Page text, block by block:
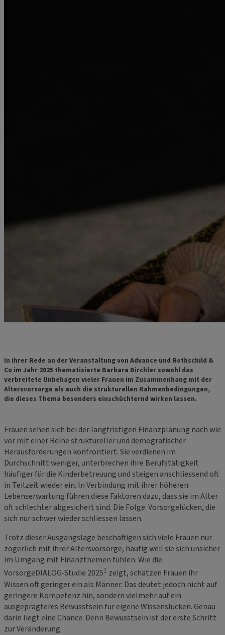
In ihrer Rede an der Veranstaltung von Advance und Rothschild &
Co im Jahr 2025 thematisierte Barbara Birchler sowohl das
verbreitete Unbehagen vieler Frauen im Zusammenhang mit der
Altersvorsorge als auch die strukturellen Rahmenbedingungen,
die dieses Thema besonders einschüchternd wirken lassen.
Frauen sehen sich bei der langfristigen Finanzplanung nach wie
vor mit einer Reihe struktureller und demografischer
Herausforderungen konfrontiert. Sie verdienen im
Durchschnitt weniger, unterbrechen ihre Berufstätigkeit
häufiger für die Kinderbetreuung und steigen anschliessend oft
in Teilzeit wieder ein. In Verbindung mit ihrer höheren
Lebenserwartung führen diese Faktoren dazu, dass sie im Alter
oft schlechter abgesichert sind. Die Folge: Vorsorgelücken, die
sich nur schwer wieder schliessen lassen.
Trotz dieser Ausgangslage beschäftigen sich viele Frauen nur
zögerlich mit ihrer Altersvorsorge, häufig weil sie sich unsicher
im Umgang mit Finanzthemen fühlen. Wie die
VorsorgeDIALOG‑Studie 20251 zeigt, schätzen Frauen ihr
Wissen oft geringer ein als Männer. Das deutet jedoch nicht auf
geringere Kompetenz hin, sondern vielmehr auf ein
ausgeprägteres Bewusstsein für eigene Wissenslücken. Genau
darin liegt eine Chance: Denn Bewusstsein ist der erste Schritt
zur Veränderung.